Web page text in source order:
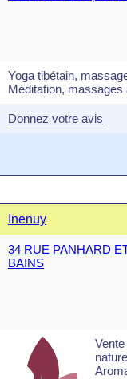
Yoga tibétain,
Méditation,
Donnez votre avis
Inenuy
34 RUE PANHARD
BAINS